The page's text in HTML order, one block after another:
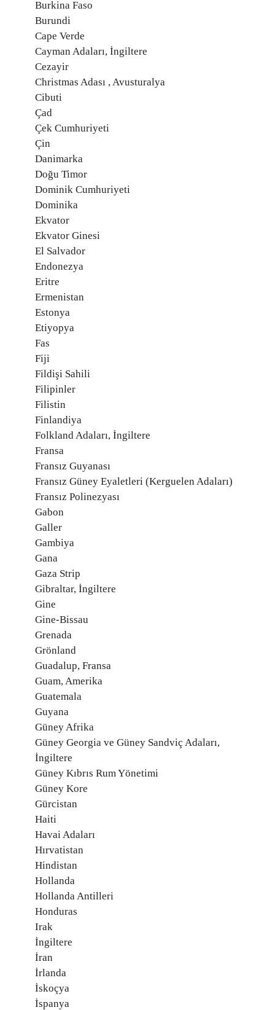
Burkina Faso
Burundi
Cape Verde
Cayman Adaları, İngiltere
Cezayir
Christmas Adası , Avusturalya
Cibuti
Çad
Çek Cumhuriyeti
Çin
Danimarka
Doğu Timor
Dominik Cumhuriyeti
Dominika
Ekvator
Ekvator Ginesi
El Salvador
Endonezya
Eritre
Ermenistan
Estonya
Etiyopya
Fas
Fiji
Fildişi Sahili
Filipinler
Filistin
Finlandiya
Folkland Adaları, İngiltere
Fransa
Fransız Guyanası
Fransız Güney Eyaletleri (Kerguelen Adaları)
Fransız Polinezyası
Gabon
Galler
Gambiya
Gana
Gaza Strip
Gibraltar, İngiltere
Gine
Gine-Bissau
Grenada
Grönland
Guadalup, Fransa
Guam, Amerika
Guatemala
Guyana
Güney Afrika
Güney Georgia ve Güney Sandviç Adaları,
İngiltere
Güney Kıbrıs Rum Yönetimi
Güney Kore
Gürcistan
Haiti
Havai Adaları
Hırvatistan
Hindistan
Hollanda
Hollanda Antilleri
Honduras
Irak
İngiltere
İran
İrlanda
İskoçya
İspanya